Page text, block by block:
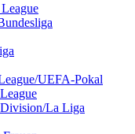
UEFA-Pokal
La Liga